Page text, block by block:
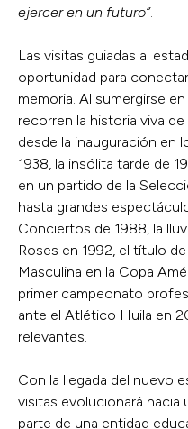
ejercer en un futuro”.
Las visitas guiadas al
oportunidad para
memoria. Al sumergirse
recorren la historia viva
desde la inauguración en
1938, la insólita tarde de
en un partido de la
hasta grandes
Conciertos de 1988, la
Roses en 1992, el título
Masculina en la Copa
primer campeonato
ante el Atlético Huila en
relevantes.
Con la llegada del nuevo
visitas evolucionará hacia
parte de una entidad